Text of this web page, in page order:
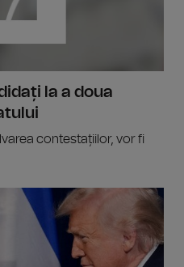
la a doua
contestațiilor, vor fi